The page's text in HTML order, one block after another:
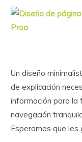
Un diseño
de explicación
información para la
navegación
Esperamos que les